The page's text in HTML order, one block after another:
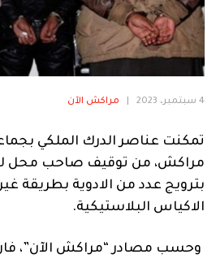
فنية
منوعة
4 سبتمبر، 2023 مراكش الآن
تمكنت عناصر الدرك الملكي
مراكش، من توقيف صاحب محل
بترويج عدد من الادوية بطريقة
الاكياس البلاستيكية.
وحسب مصادر “مراكش الآن”،